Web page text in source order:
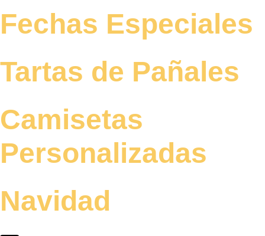
Fechas Especiales
Tartas de Pañales
Camisetas
Personalizadas
Navidad